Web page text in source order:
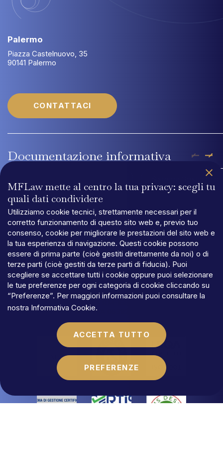
Palermo
Piazza Castelnuovo, 35
90141 Palermo
CONTATTACI
Documentazione informativa
Sistema Gestione
PRIVACY
TERMINI E CONDIZIONI
COOKIES
©MFLaw StapA
Capitale sociale € 100.000,00
N.REA
Partita IVA
MFLaw mette al centro la tua privacy: scegli tu
quali dati condividere
Utilizziamo cookie tecnici, strettamente necessari per il
corretto funzionamento di questo sito web e, previo tuo
consenso, cookie per migliorare le prestazioni del sito web e
la tua esperienza di navigazione. Questi cookie possono
essere di prima parte (cioè gestiti direttamente da noi) o di
terze parti (cioè gestiti da terze parti di fiducia). Puoi
scegliere se accettare tutti i cookie oppure puoi selezionare
le tue preferenze per ogni categoria di cookie cliccando su
“Preferenze”. Per maggiori informazioni puoi consultare la
nostra Informativa Cookie.
ACCETTA TUTTO
PREFERENZE